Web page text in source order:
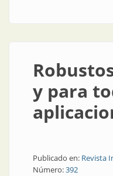
y para
Publicado en: Revista
Número:392